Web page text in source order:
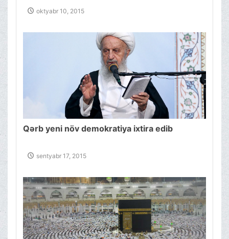
oktyabr 10, 2015
Qərb yeni növ demokratiya ixtira edib
sentyabr 17, 2015